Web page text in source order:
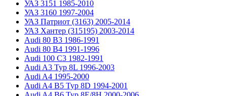
УАЗ 3151 1985-2010
УАЗ 3160 1997-2004
УАЗ Патриот (3163) 2005-2014
УАЗ Хантер (315195) 2003-2014
Audi 80 B3 1986-1991
Audi 80 B4 1991-1996
Audi 100 C3 1982-1991
Audi A3 Typ 8L 1996-2003
Audi A4 1995-2000
Audi A4 B5 Typ 8D 1994-2001